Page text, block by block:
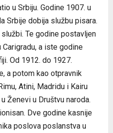
u Srbiju. Godine 1907. u
Srbije dobija službu pisara.
Te godine postavljen
a iste godine
Od 1912. do 1927.
a potom kao otpravnik
Atini, Madridu i Kairu
Ženevi u Društvu naroda.
Dve godine kasnije
poslova poslanstva u